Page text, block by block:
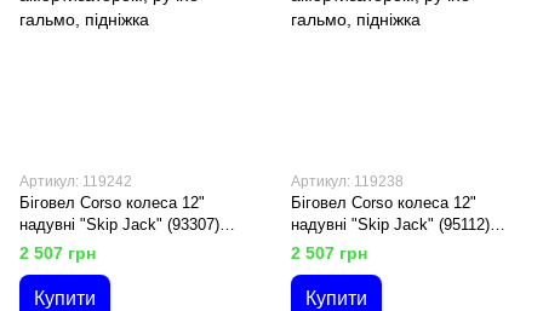
Артикул: 119242
Біговел Corso колеса 12"
надувні "Skip Jack" (93307)
сталева рама з
амортизатором, ручне гальмо,
підніжка
2 507 грн
Купити
Артикул: 119238
Біговел Corso колеса 12"
надувні "Skip Jack" (95112)
сталева рама з
амортизатором, ручне гальмо,
підніжка
2 507 грн
Купити